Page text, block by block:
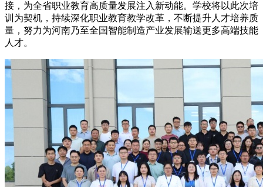
接，为全省职业教育高质量发展注入新动能。学校将以此次培
训为契机，持续深化职业教育教学改革，不断提升人才培养质
量，努力为河南乃至全国智能制造产业发展输送更多高端技能
人才。